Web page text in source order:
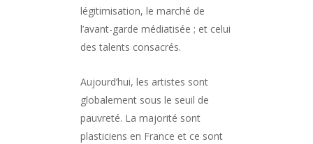
légitimisation, le marché de
l’avant-garde médiatisée ; et celui
des talents consacrés.
Aujourd’hui, les artistes sont
globalement sous le seuil de
pauvreté. La majorité sont
plasticiens en France et ce sont